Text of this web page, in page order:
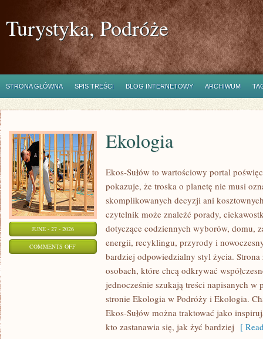
Turystyka, Podróże
STRONA GŁÓWNA SPIS TREŚCI BLOG INTERNETOWY ARCHIWUM
JUNE - 27 - 2026
COMMENTS OFFON
Ekologia
Ekos-Sułów to wartościowy portal
pokazuje, że troska o planetę nie musi
skomplikowanych decyzji ani
czytelnik może znaleźć porady,
dotyczące codziennych wyborów, domu,
energii, recyklingu, przyrody i
bardziej odpowiedzialny styl życia. Strona
osobach, które chcą odkrywać
jednocześnie szukają treści napisanych w
stronie Ekologia w Podróży i Ekologia.
Ekos-Sułów można traktować jako
kto zastanawia się, jak żyć bardziej [